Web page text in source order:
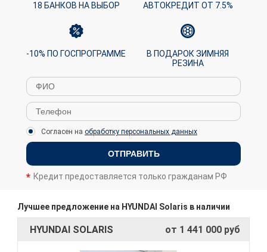
18 БАНКОВ НА ВЫБОР АВТОКРЕДИТ ОТ 7.5%
-10% ПО ГОСПРОГРАММЕ
В ПОДАРОК ЗИМНЯЯ
РЕЗИНА
Согласен на обработку персональных данных
ОТПРАВИТЬ
Кредит предоставляется только гражданам РФ
Лучшее предложение на HYUNDAI Solaris в наличии
HYUNDAI SOLARIS от 1 441 000 руб